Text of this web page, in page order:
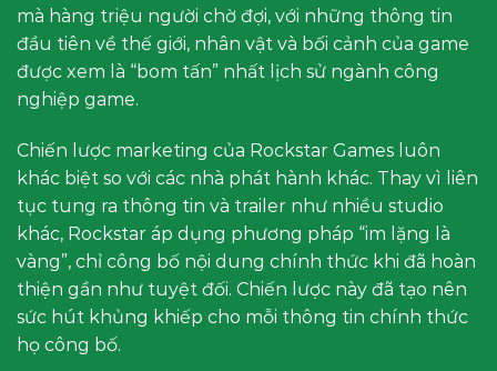
mà hàng triệu người chờ đợi, với những thông tin
đầu tiên về thế giới, nhân vật và bối cảnh của game
được xem là “bom tấn” nhất lịch sử ngành công
nghiệp game.
Chiến lược marketing của Rockstar Games luôn
khác biệt so với các nhà phát hành khác. Thay vì liên
tục tung ra thông tin và trailer như nhiều studio
khác, Rockstar áp dụng phương pháp “im lặng là
vàng”, chỉ công bố nội dung chính thức khi đã hoàn
thiện gần như tuyệt đối. Chiến lược này đã tạo nên
sức hút khủng khiếp cho mỗi thông tin chính thức
họ công bố.